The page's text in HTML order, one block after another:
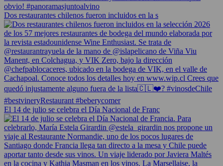
Dos restaurantes chilenos fueron incluidos en la s
El 14 de julio se celebra el Día Nacional de Franc